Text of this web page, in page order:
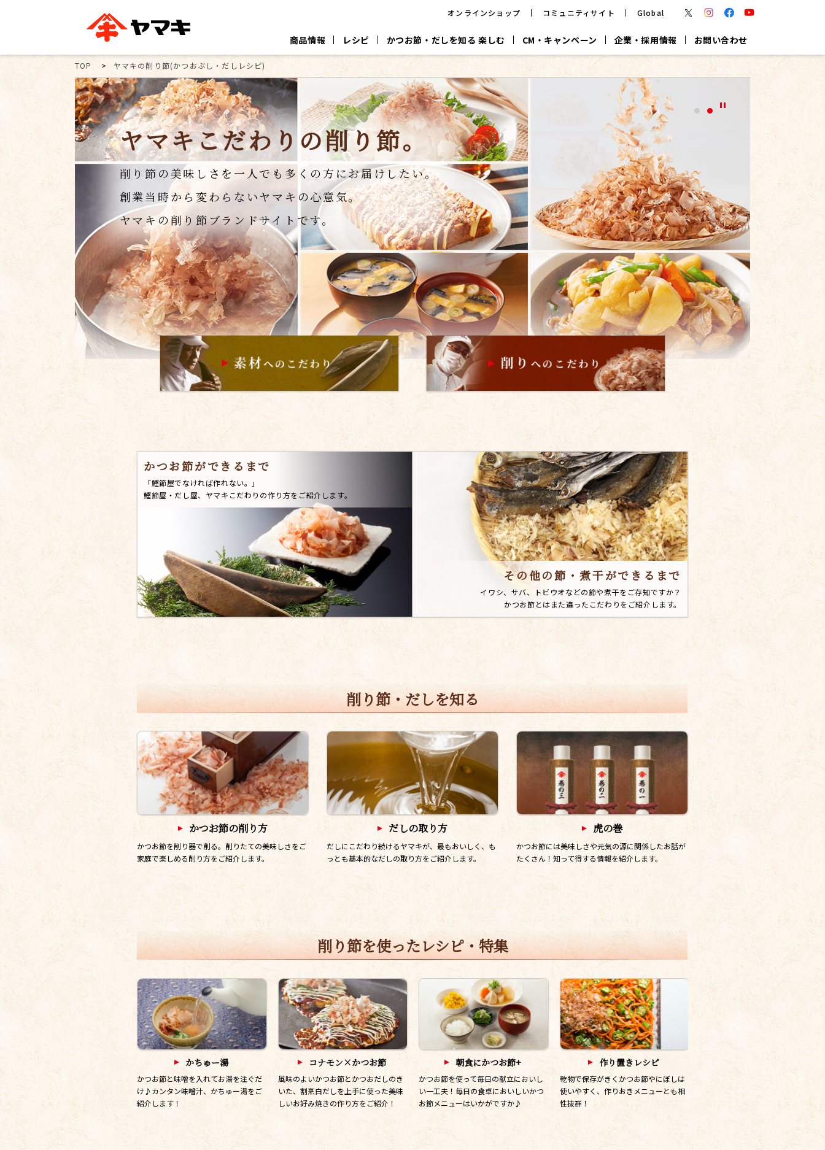
オンラインショップ コミュニティサイト Global
商品情報 レシピ かつお節・だしを知る 楽しむ CM・キャンペーン 企業・採用情報 お問い合わせ
ブランドサイト別
ヤマキ
『めんつゆ』
ヤマキ
割烹白だし®
旨さ、別格。
だし屋の鍋
韓福善シリーズ サッと鍋® 楽チン鍋®
ストレート
つゆ
新鮮一番 『氷熟®』 『踊り節』
鰹節屋の
だしパック
一覧はこちら
かつお節 削りぶし かつおパック 煮干 粉末 だしの素 だしパック つゆ 専用調味料 鍋つゆ 業務用商品
おいしいレシピを探す
おいしいレシピTOP
主食レシピ
主菜レシピ
汁物レシピ
時短レシピ
おいしいレシピを商品から探す
ヤマキの削り節 ヤマキのめんつゆ
ヤマキの
割烹白だし
レシピ特設サイト
かつお節・だしを知る
ヤマキかつお節の削り方 ヤマキ流だしの取り方
かつお節・だしを楽しむ
CM情報
キャンペーン
キャンペーン一覧
企業情報
企業情報
百年対話
ヤマキ かつお節プラス®
採用情報
採用情報
ジョブリターン制
TOP ヤマキの削り節(かつおぶし・だしレシピ)
ヤマキこだわりの削り節。
削り節の美味しさを一人でも多くの方にお届けしたい。
創業当時から変わらないヤマキの心意気。
ヤマキの削り節ブランドサイトです。
かつお節ができるまで
「鰹節屋でなければ作れない。」
鰹節屋・だし屋、ヤマキこだわりの作り方をご紹介します。
その他の節・煮干ができるまで
イワシ、サバ、トビウオなどの節や煮干をご存知ですか？
かつお節とはまた違ったこだわりをご紹介します。
削り節・だしを知る
かつお節の削り方
かつお節を削り器で削る。削りたての美味しさをご
家庭で楽しめる削り方をご紹介します。
だしの取り方
だしにこだわり続けるヤマキが、最もおいしく、も
っとも基本的なだしの取り方をご紹介します。
虎の巻
かつお節には美味しさや元気の源に関係したお話が
たくさん！知って得する情報を紹介します。
削り節を使ったレシピ・特集
かちゅー湯
かつお節と味噌を入れてお湯を注ぐだ
け♪カンタン味噌汁、かちゅー湯をご
紹介します！
コナモン×かつお節
風味のよいかつお節とかつおだしのき
いた、割烹白だしを上手に使った美味
しいお好み焼きの作り方をご紹介！
朝⾷にかつお節+
かつお節を使って毎日の献立においし
い一工夫！毎日の食卓においしいかつ
お節メニューはいかがですか♪
作り置きレシピ
乾物で保存がきくかつお節やにぼしは
使いやすく、作りおきメニューとも相
性抜群！